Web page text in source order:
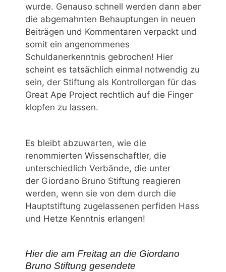
wurde. Genauso schnell werden dann aber
die abgemahnten Behauptungen in neuen
Beiträgen und Kommentaren verpackt und
somit ein angenommenes
Schuldanerkenntnis gebrochen! Hier
scheint es tatsächlich einmal notwendig zu
sein, der Stiftung als Kontrollorgan für das
Great Ape Project rechtlich auf die Finger
klopfen zu lassen.
Es bleibt abzuwarten, wie die
renommierten Wissenschaftler, die
unterschiedlich Verbände, die unter
der Giordano Bruno Stiftung reagieren
werden, wenn sie von dem durch die
Hauptstiftung zugelassenen perfiden Hass
und Hetze Kenntnis erlangen!
Hier die am Freitag an die Giordano
Bruno Stiftung gesendete